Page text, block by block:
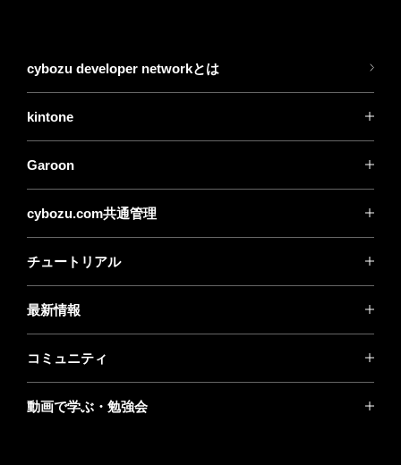
cybozu developer networkとは
kintone
Garoon
cybozu.com共通管理
チュートリアル
最新情報
コミュニティ
動画で学ぶ・勉強会